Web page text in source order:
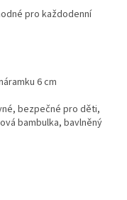
pro každodenní
6 cm
bezpečné pro děti,
bambulka, bavlněný